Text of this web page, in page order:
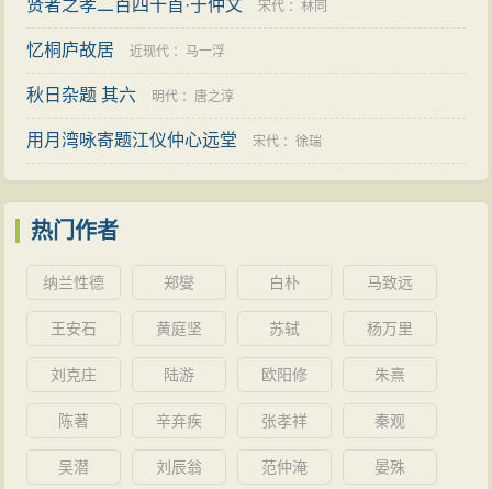
贤者之孝二百四十首·于仲文 宋代 ：林同
忆桐庐故居 近现代 ：马一浮
秋日杂题 其六 明代 ： 唐之淳
用月湾咏寄题江仪仲心远堂 宋代 ：徐瑞
热门作者
纳兰性德 郑燮 白朴 马致远
王安石 黄庭坚 苏轼 杨万里
刘克庄 陆游 欧阳修 朱熹
陈著 辛弃疾 张孝祥 秦观
吴潜 刘辰翁 范仲淹 晏殊